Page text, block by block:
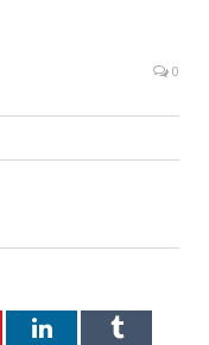
0
LinkedInTumblr